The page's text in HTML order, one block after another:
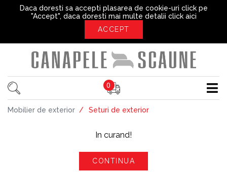
Daca doresti sa accepti plasarea de cookie-uri click pe
"Accept", daca doresti mai multe detalii click aici
ACCEPT
0
Mobilier de exterior Seturi de exterior
In curand!
CONTINUA